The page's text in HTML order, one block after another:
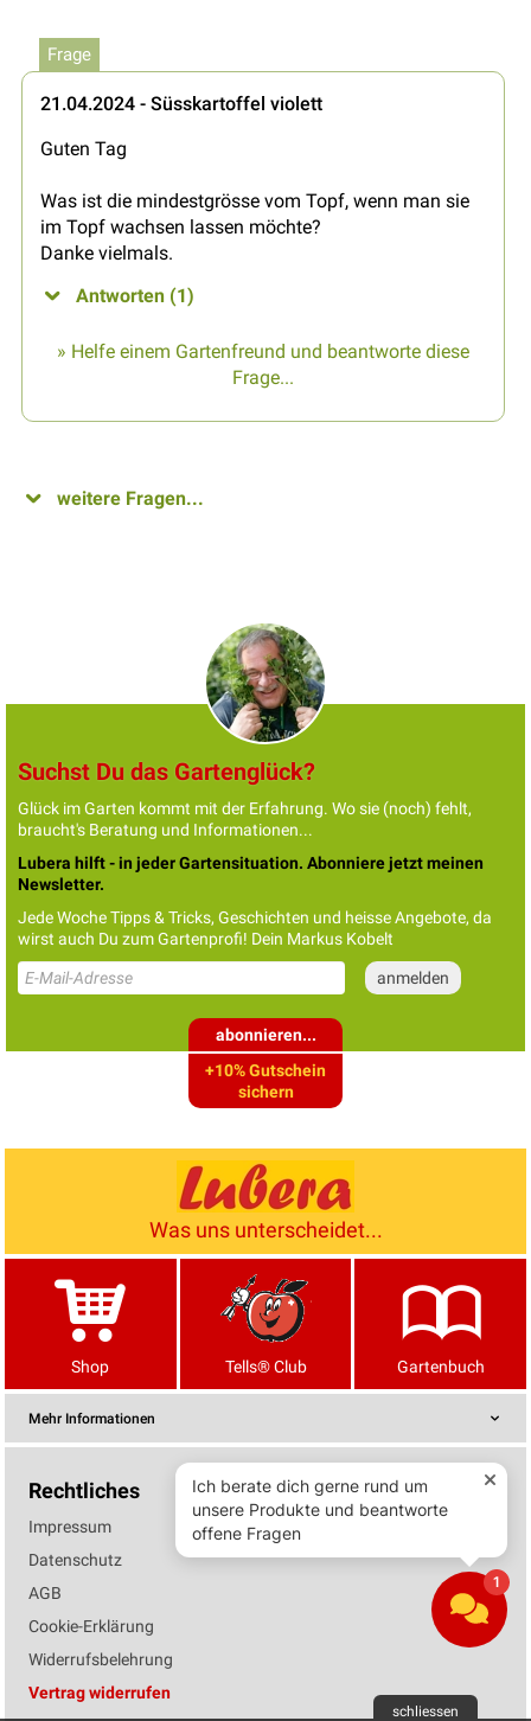
Frage
21.04.2024 - Süsskartoffel violett
Guten Tag
Was ist die mindestgrösse vom Topf, wenn man sie
im Topf wachsen lassen möchte?
Danke vielmals.
Antworten (1)
» Helfe einem Gartenfreund und beantworte diese
Frage...
weitere Fragen...
Suchst Du das Gartenglück?
Glück im Garten kommt mit der Erfahrung. Wo sie (noch) fehlt,
braucht's Beratung und Informationen...
Lubera hilft - in jeder Gartensituation. Abonniere jetzt meinen
Newsletter.
Jede Woche Tipps & Tricks, Geschichten und heisse Angebote, da
wirst auch Du zum Gartenprofi! Dein Markus Kobelt
abonnieren...
+10% Gutschein
sichern
Was uns unterscheidet...
Shop Tells® Club Gartenbuch
Mehr Informationen
Rechtliches
Impressum
Datenschutz
AGB
Cookie-Erklärung
Widerrufsbelehrung
Vertrag widerrufen
schliessen